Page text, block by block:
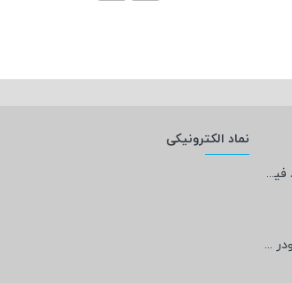
راهنمای تخصصی خرید فیلامنت PEEK؛ پادشاه پرینت سه‌بعدی صنعتی و پزشکی + مشخصات فنی
عمر مفید هیتر اکسترودر پرینتر سه‌بعدی چقدر است؟
نماد الکترونیکی